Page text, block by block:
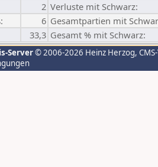
2 Verluste mit Schwarz:
6 Gesamtpartien mit
33,3 Gesamt % mit Schwarz:
Server© 2006-2026 Heinz Herzog,